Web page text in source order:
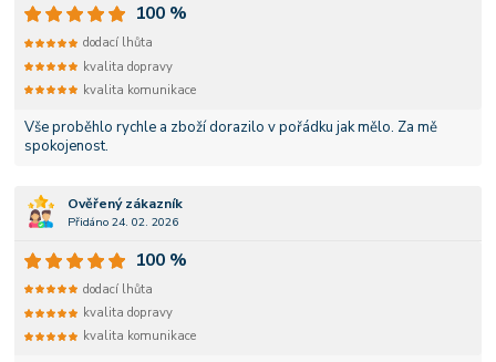
Vše proběhlo rychle a zboží dorazilo v pořádku jak mělo. Za mě
spokojenost.
100 %
dodací lhůta
kvalita dopravy
kvalita komunikace
Ověřený zákazník
Přidáno 24. 02. 2026
100 %
dodací lhůta
kvalita dopravy
kvalita komunikace